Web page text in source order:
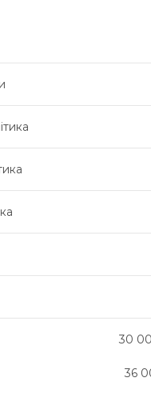
30
36